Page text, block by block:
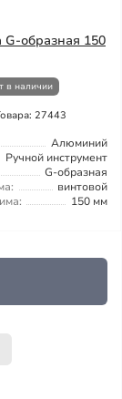
образная 150
в наличии
27443
Алюминий
Ручной инструмент
G-образная
винтовой
150 мм